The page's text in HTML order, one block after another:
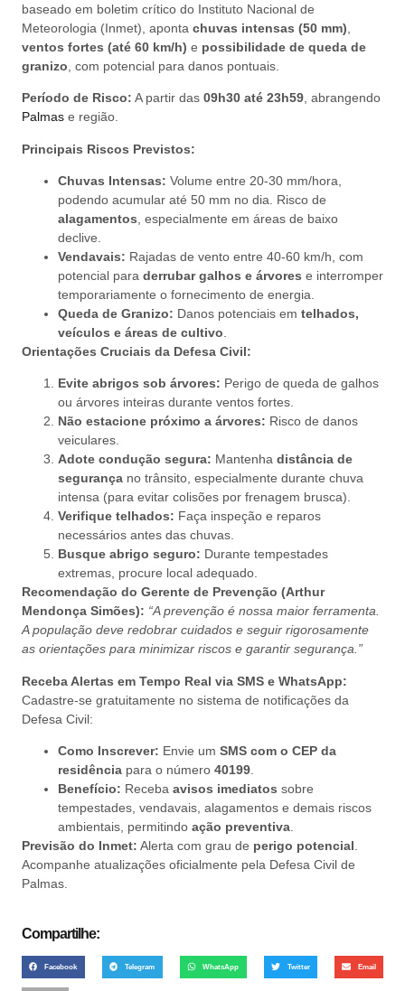
baseado em boletim crítico do Instituto Nacional de
Meteorologia (Inmet), aponta chuvas intensas (50 mm)
ventos fortes (até 60 km/h) e possibilidade de queda de
granizo , com potencial para danos pontuais.
Período de Risco: A partir das 09h30 até 23h59 , abrangendo
Palmas e região.
Principais Riscos Previstos:
Chuvas Intensas: Volume entre 20-30 mm/hora,
podendo acumular até 50 mm no dia. Risco de
alagamentos , especialmente em áreas de baixo
declive.
Vendavais: Rajadas de vento entre 40-60 km/h, com
potencial para derrubar galhos e árvores e interromper
temporariamente o fornecimento de energia.
Queda de Granizo: Danos potenciais em telhados,
veículos e áreas de cultivo
Orientações Cruciais da Defesa Civil:
Evite abrigos sob árvores: Perigo de queda de galhos
ou árvores inteiras durante ventos fortes.
Não estacione próximo a árvores: Risco de danos
veiculares.
Adote condução segura: Mantenha distância de
segurança no trânsito, especialmente durante chuva
intensa (para evitar colisões por frenagem brusca).
Verifique telhados: Faça inspeção e reparos
necessários antes das chuvas.
Busque abrigo seguro: Durante tempestades
extremas, procure local adequado.
Recomendação do Gerente de Prevenção (Arthur
Mendonça Simões): “A prevenção é nossa maior ferramenta.
A população deve redobrar cuidados e seguir rigorosamente
as orientações para minimizar riscos e garantir segurança.”
Receba Alertas em Tempo Real via SMS e WhatsApp:
Cadastre-se gratuitamente no sistema de notificações da
Defesa Civil:
Como Inscrever: Envie um SMS com o CEP da
residência para o número 40199
Benefício: Receba avisos imediatos sobre
tempestades, vendavais, alagamentos e demais riscos
ambientais, permitindo ação preventiva
Previsão do Inmet: Alerta com grau de perigo potencial
Acompanhe atualizações oficialmente pela Defesa Civil de
Palmas.
Compartilhe:
Facebook Telegram WhatsApp Twitter Email